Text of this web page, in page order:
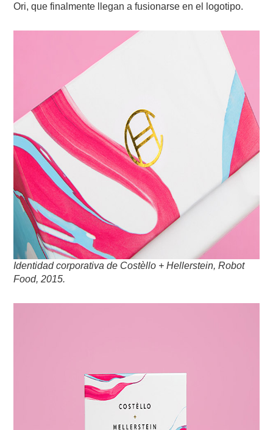
Ori, que finalmente llegan a fusionarse en el logotipo.
Identidad corporativa de Costèllo + Hellerstein, Robot
Food, 2015.